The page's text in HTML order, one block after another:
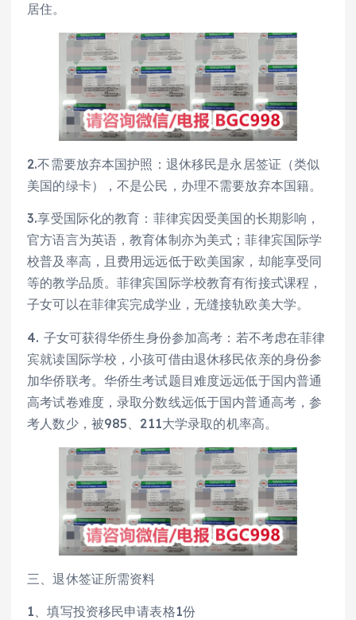
居住。
2.不需要放弃本国护照：退休移民是永居签证（类似
美国的绿卡），不是公民，办理不需要放弃本国籍。
3.享受国际化的教育：菲律宾因受美国的长期影响，
官方语言为英语，教育体制亦为美式；菲律宾国际学
校普及率高，且费用远远低于欧美国家，却能享受同
等的教学品质。菲律宾国际学校教育有衔接式课程，
子女可以在菲律宾完成学业，无缝接轨欧美大学。
4. 子女可获得华侨生身份参加高考：若不考虑在菲律
宾就读国际学校，小孩可借由退休移民依亲的身份参
加华侨联考。华侨生考试题目难度远远低于国内普通
高考试卷难度，录取分数线远低于国内普通高考，参
考人数少，被985、211大学录取的机率高。
三、退休签证所需资料
1、填写投资移民申请表格1份